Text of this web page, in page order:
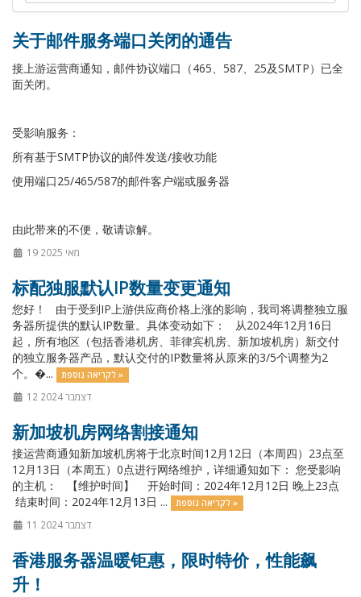
关于邮件服务端口关闭的通告
接上游运营商通知，邮件协议端口（465、587、25及SMTP）已全
面关闭。
受影响服务：
所有基于SMTP协议的邮件发送/接收功能
使用端口25/465/587的邮件客户端或服务器
由此带来的不便，敬请谅解。
19 מאי 2025
标配独服默认IP数量变更通知
您好！ 由于受到IP上游供应商价格上涨的影响，我司将调整独立服
务器所提供的默认IP数量。具体变动如下： 从2024年12月16日
起，所有地区（包括香港机房、菲律宾机房、新加坡机房）新交付
的独立服务器产品，默认交付的IP数量将从原来的3/5个调整为2
个。�...
לקריאה נוספת »
12 דצמבר 2024
新加坡机房网络割接通知
接运营商通知新加坡机房将于北京时间12月12日（本周四）23点至
12月13日（本周五）0点进行网络维护，详细通知如下： 您受影响
的主机： 【维护时间】 开始时间：2024年12月12日 晚上23点
结束时间：2024年12月13日 ...
לקריאה נוספת »
11 דצמבר 2024
香港服务器温暖钜惠，限时特价，性能飙
升！